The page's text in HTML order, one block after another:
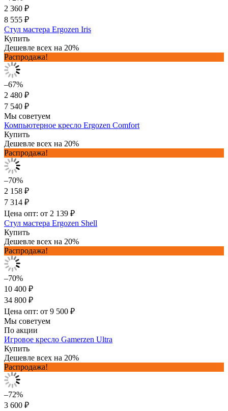
2 360 ₽
8 555 ₽
Стул мастера Ergozen Iris
Купить
Дешевле всех на 20%
Распродажа!
–67%
2 480 ₽
7 540 ₽
Мы советуем
Компьютерное кресло Ergozen Comfort
Купить
Дешевле всех на 20%
Распродажа!
–70%
2 158 ₽
7 314 ₽
Цена опт: от 2 139 ₽
Стул мастера Ergozen Shell
Купить
Дешевле всех на 20%
Распродажа!
–70%
10 400 ₽
34 800 ₽
Цена опт: от 9 500 ₽
Мы советуем
По акции
Игровое кресло Gamerzen Ultra
Купить
Дешевле всех на 20%
Распродажа!
–72%
3 600 ₽